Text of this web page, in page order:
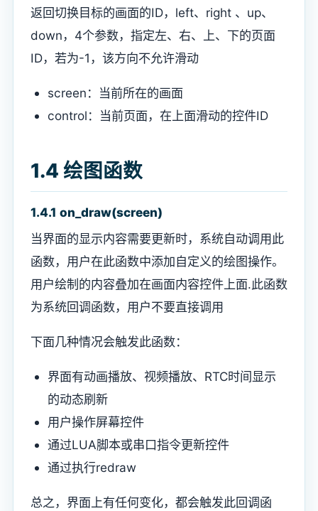
返回切换目标的画面的ID，left、right 、up、
down，4个参数，指定左、右、上、下的页面
ID，若为-1，该方向不允许滑动
screen：当前所在的画面
control：当前页面，在上面滑动的控件ID
1.4 绘图函数
1.4.1 on_draw(screen)
当界面的显示内容需要更新时，系统自动调用此
函数，用户在此函数中添加自定义的绘图操作。
用户绘制的内容叠加在画面内容控件上面.此函数
为系统回调函数，用户不要直接调用
下面几种情况会触发此函数：
界面有动画播放、视频播放、RTC时间显示
的动态刷新
用户操作屏幕控件
通过LUA脚本或串口指令更新控件
通过执行redraw
总之，界面上有任何变化，都会触发此回调函